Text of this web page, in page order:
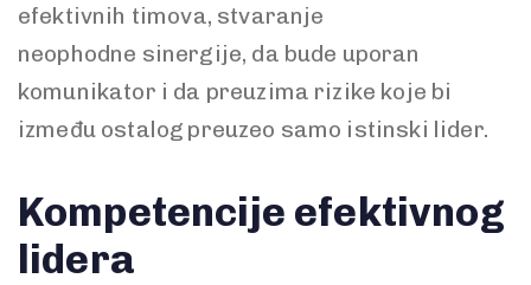
efektivnih timova, stvaranje
neophodne sinergije, da bude uporan
komunikator i da preuzima rizike koje bi
između ostalog preuzeo samo istinski lider.
Kompetencije efektivnog
lidera